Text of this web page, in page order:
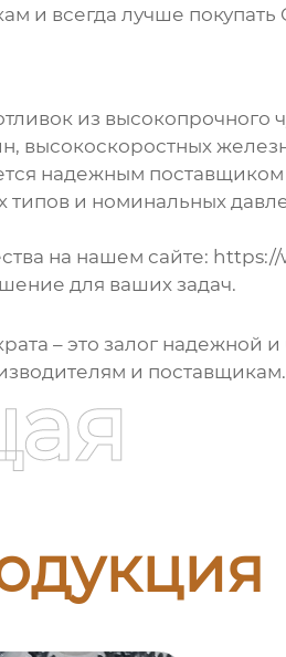
и всегда лучше покупать
из высокопрочного
высокоскоростных
надежным поставщиком
и номинальных
на нашем сайте:
для ваших задач.
– это залог надежной
и